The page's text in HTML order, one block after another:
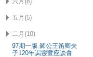
五月(5)
二月(10)
97期一版 師公王笛卿夫
子120年謁靈暨座談會